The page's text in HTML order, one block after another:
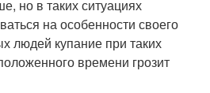
но в таких ситуациях
на особенности своего
людей купание при таких
времени грозит